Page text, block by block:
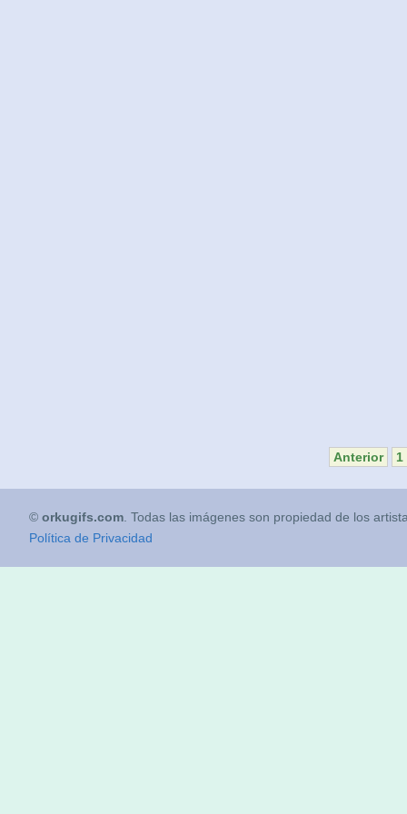
Anterior 1
© orkugifs.com. Todas las imágenes son propiedad de los
Política de Privacidad